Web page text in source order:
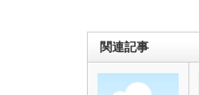
関連記事